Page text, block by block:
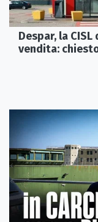
Despar, la
vendita: